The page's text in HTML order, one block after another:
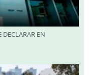
DECLARAR EN